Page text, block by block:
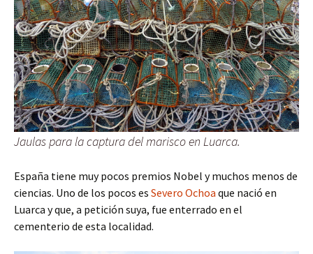
Jaulas para la captura del marisco en Luarca.
España tiene muy pocos premios Nobel y muchos menos de
ciencias. Uno de los pocos es Severo Ochoa que nació en
Luarca y que, a petición suya, fue enterrado en el
cementerio de esta localidad.